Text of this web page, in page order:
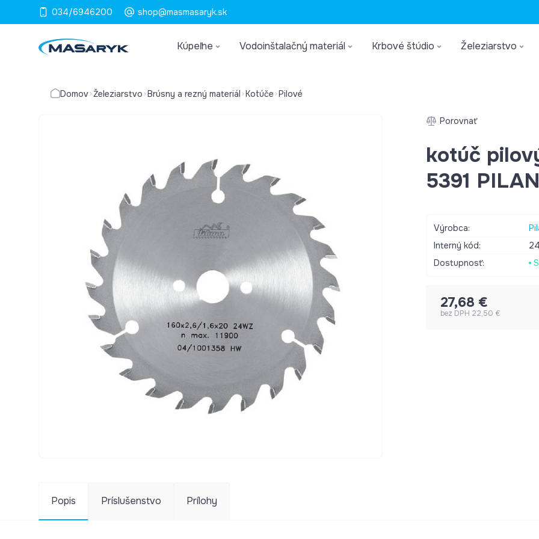
034/6946200 shop@masmasaryk.sk
Kúpeľne Vodoinštalačný materiál Krbové štúdio Železiarstvo
Domov Železiarstvo Brúsny a rezný materiál Kotúče Pilové
Porovnať
kotúč
5391
Výrobca:
Interný kód:
Dostupnosť:
27,68 €
bez DPH 22,50 €
Popis Príslušenstvo Prílohy